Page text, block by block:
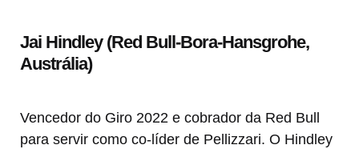
Jai Hindley (Red Bull-Bora-Hansgrohe,
Austrália)
Vencedor do Giro 2022 e cobrador da Red Bull
para servir como co-líder de Pellizzari. O Hindley